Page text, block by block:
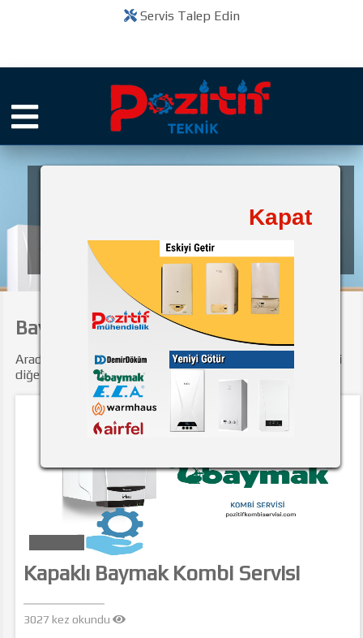
Servis Talep Edin
bir Kuruluşudur
Kapat
Baymak Servisi Kapaklı
Aradığnız Baymak Servisi Kapaklı başlıklı içerik ve ilgili
diğer içerikler aşağıda listelenmiştir.
Kapaklı Baymak Kombi Servisi
3027 kez okundu